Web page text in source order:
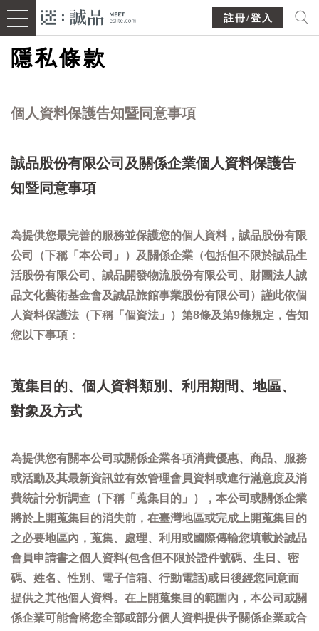
註冊/登入
隱私條款
個人資料保護告知暨同意事項
誠品股份有限公司及關係企業個人資料保護告
知暨同意事項
為提供您最完善的服務並保護您的個人資料，誠品股份有限
公司（下稱「本公司」）及關係企業（包括但不限於誠品生
活股份有限公司、誠品開發物流股份有限公司、財團法人誠
品文化藝術基金會及誠品旅館事業股份有限公司）謹此依個
人資料保護法（下稱「個資法」）第8條及第9條規定，告知
您以下事項：
蒐集目的、個人資料類別、利用期間、地區、
對象及方式
為提供您有關本公司或關係企業各項消費優惠、商品、服務
或活動及其最新資訊並有效管理會員資料或進行滿意度及消
費統計分析調查（下稱「蒐集目的」），本公司或關係企業
將於上開蒐集目的消失前，在臺灣地區或完成上開蒐集目的
之必要地區內，蒐集、處理、利用或國際傳輸您填載於誠品
會員申請書之個人資料(包含但不限於證件號碼、生日、密
碼、姓名、性別、電子信箱、行動電話)或日後經您同意而
提供之其他個人資料。在上開蒐集目的範圍內，本公司或關
係企業可能會將您全部或部分個人資料提供予關係企業或合